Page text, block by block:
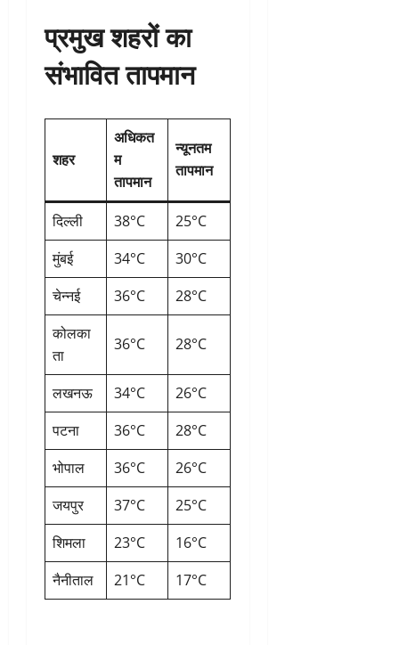
प्रमुख शहरों का
संभावित तापमान
शहर
अधिकत
म
तापमान
न्यूनतम
तापमान
दिल्ली 38°C
25°C
मुंबई
34°C
30°C
चेन्नई
36°C
28°C
कोलका
ता
36°C 28°C
लखनऊ 34°C
26°C
पटना
36°C
28°C
भोपाल
36°C
26°C
जयपुर
37°C
25°C
शिमला
23°C
16°C
नैनीताल
21°C 17°C